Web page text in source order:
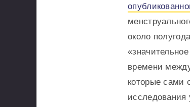
около
времени
которые сами